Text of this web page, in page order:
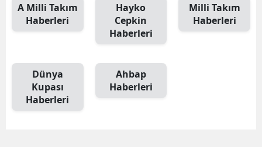
A Milli Takım
Haberleri
Hayko
Cepkin
Haberleri
Milli Takım
Haberleri
Dünya
Kupası
Haberleri
Ahbap
Haberleri